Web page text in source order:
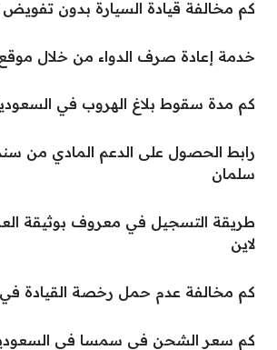
كم مخالفة قيادة السيارة بدون
خدمة إعادة صرف الدواء من خلال
كم مدة سقوط بلاغ الهروب في
رابط الحصول على الدعم المادي من
سلمان
طريقة التسجيل في معروف بوثيقة
لاين
كم مخالفة عدم حمل رخصة القيادة
كم سعر الشحن في سمسا في